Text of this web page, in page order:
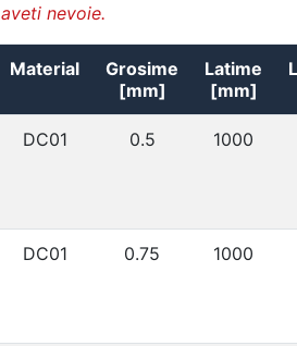
aveti nevoie.
Material
Grosime
[mm]
Latime
[mm]
DC01 0.5 1000
DC01 0.75 1000